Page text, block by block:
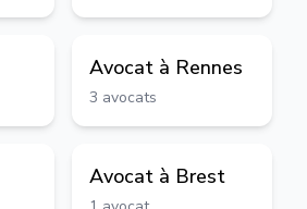
Avocat à Rennes
3 avocats
Avocat à Brest